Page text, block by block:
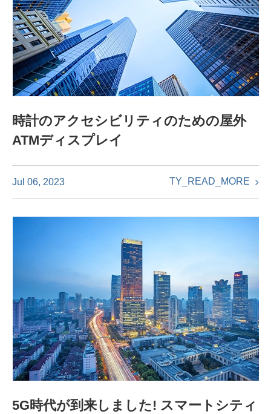
時計のアクセシビリティのための屋外
ATMディスプレイ
Jul 06, 2023 TY_READ_MORE
5G時代が到来しました! スマートシティ